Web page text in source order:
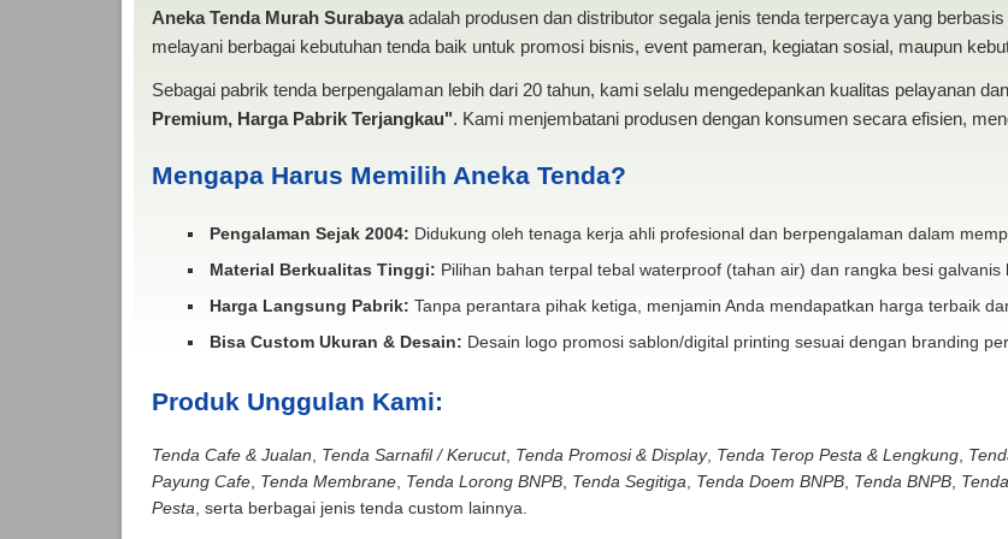
Aneka Tenda Murah Surabayaadalah produsen dan distributor segala jenis tenda terpercaya yang
melayani berbagai kebutuhan tenda baik untuk promosi bisnis, event pameran, kegiatan sosial, maupun
Sebagai pabrik tenda berpengalaman lebih dari 20 tahun, kami selalu mengedepankan kualitas pelayanan
Premium, Harga Pabrik Terjangkau". Kami menjembatani produsen dengan konsumen secara efisien,
Mengapa Harus Memilih Aneka Tenda?
Pengalaman Sejak 2004: Didukung oleh tenaga kerja ahli profesional dan berpengalaman dalam
Material Berkualitas Tinggi: Pilihan bahan terpal tebal waterproof (tahan air) dan rangka besi galvanis
Harga Langsung Pabrik: Tanpa perantara pihak ketiga, menjamin Anda mendapatkan harga terbaik
Bisa Custom Ukuran & Desain: Desain logo promosi sablon/digital printing sesuai dengan branding
Produk Unggulan Kami:
Tenda Cafe & Jualan Tenda Sarnafil / Kerucut, Tenda Promosi & Display, Tenda Terop Pesta & Lengkung,
Payung Cafe, Tenda Membrane, Tenda Lorong BNPB, Tenda Segitiga Tenda Doem BNPB, Tenda BNPB,
Pesta , serta berbagai jenis tenda custom lainnya.